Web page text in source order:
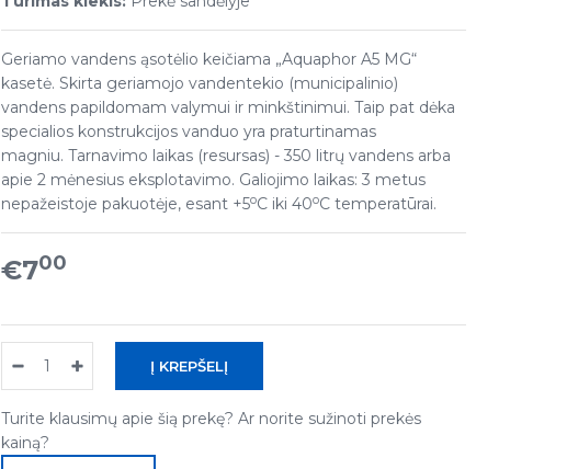
Geriamo vandens ąsotėlio keičiama „Aquaphor A5 MG“
kasetė. Skirta geriamojo vandentekio (municipalinio)
vandens papildomam valymui ir minkštinimui. Taip pat dėka
specialios konstrukcijos vanduo yra praturtinamas
magniu. Tarnavimo laikas (resursas) - 350 litrų vandens arba
apie 2 mėnesius eksplotavimo. Galiojimo laikas: 3 metus
nepažeistoje pakuotėje, esant +5oC iki 40oC temperatūrai.
€700
Turite klausimų apie šią prekę? Ar norite sužinoti prekės
kainą?